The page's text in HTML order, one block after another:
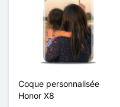
Coque personnalisée
Honor X8